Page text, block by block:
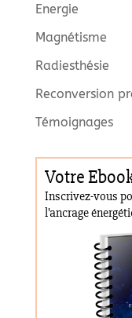
Energie
Magnétisme
Radiesthésie
Reconversion
Témoignages